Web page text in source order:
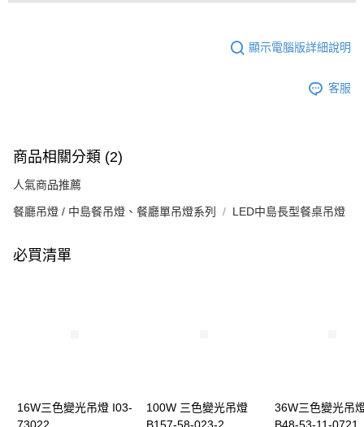
顯示電腦版詳細說明
客服
商品相關分類 (2)
人氣商品推薦
餐廳吊燈 / 中島餐吊燈、餐廳單吊燈系列 LED中島長型餐桌吊燈
必買清單
16W三色變光吊燈 I03-
100W 三色變光吊燈
36W三色變光吊